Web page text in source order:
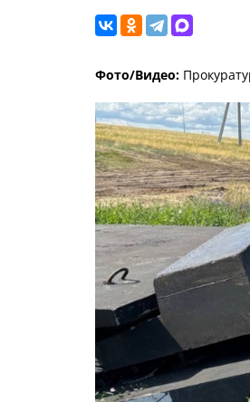
Фото/Видео: